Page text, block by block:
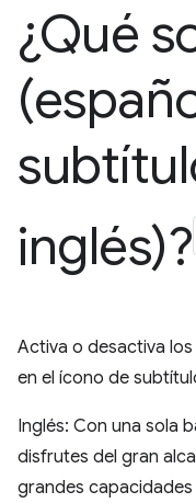
¿Qué
inglés)?
Activa o desactiva
en el ícono de
Inglés: Con una sola
disfrutes del gran
grandes capacidades